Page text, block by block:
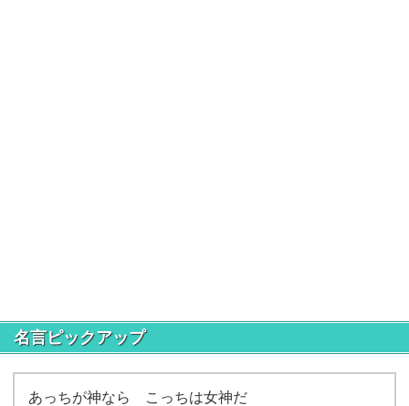
名言ピックアップ
あっちが神なら こっちは女神だ